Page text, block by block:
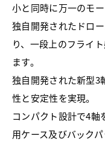
小と同時に万一のモ
独自開発されたドロ
り、一段上のフライ
ます。
独自開発された新型3
性と安定性を実現。
コンパクト設計で4
用ケース及びバック